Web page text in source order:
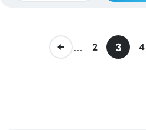
... 2 3 4